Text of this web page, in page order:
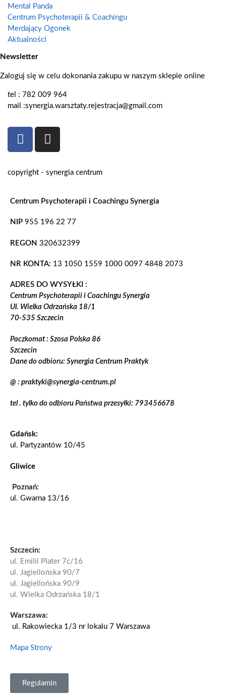
Mental Panda
Centrum Psychoterapii & Coachingu
Merdający Ogonek
Aktualności
Newsletter
Zaloguj się w celu dokonania zakupu w naszym sklepie online
tel : 782 009 964
mail :synergia.warsztaty.rejestracja@gmail.com
copyright - synergia centrum
Centrum Psychoterapii i Coachingu Synergia
NIP 955 196 22 77
REGON 320632399
NR KONTA: 13 1050 1559 1000 0097 4848 2073
ADRES DO WYSYŁKI :
Centrum Psychoterapii i Coachingu Synergia
Ul. Wielka Odrzańska 18/1
70-535 Szczecin
Paczkomat : Szosa Polska 86
Szczecin
Dane do odbioru: Synergia Centrum Praktyk
@ : praktyki@synergia-centrum.pl
tel . tylko do odbioru Państwa przesyłki: 793456678
Gdańsk:
ul. Partyzantów 10/45
Gliwice
Poznań:
ul. Gwarna 13/16
Szczecin:
ul. Emilii Plater 7c/16
ul. Jagiellońska 90/7
ul. Jagiellońska 90/9
ul. Wielka Odrzańska 18/1
Warszawa:
ul. Rakowiecka 1/3 nr lokalu 7 Warszawa
Mapa Strony
Regulamin